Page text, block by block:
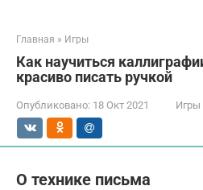
Главная » Игры
Как научиться
красиво писать ручкой
Опубликовано: 18 Окт 2021 Игры
О технике письма